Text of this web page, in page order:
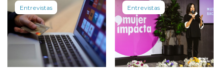
Entrevistas Entrevistas